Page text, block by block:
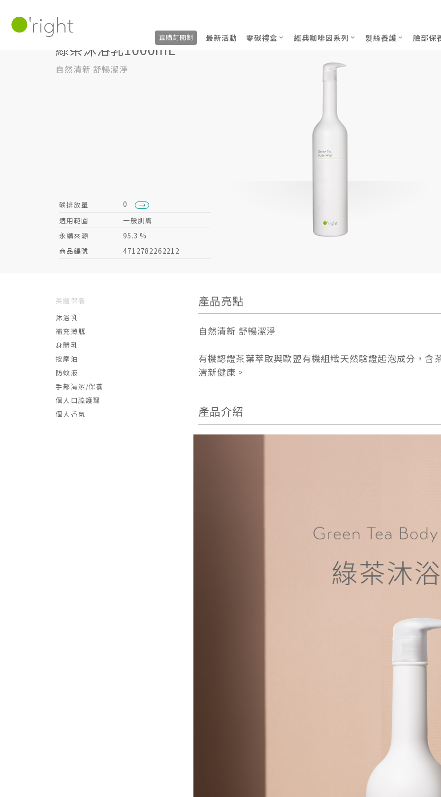
直購訂閱制 最新活動 零碳禮盒 經典咖啡因系列 髮絲養護 臉部保
綠茶沐浴乳1000mL
自然清新 舒暢潔淨
碳排放量
0
適用範圍
一般肌膚
永續來源
95.3 %
商品編號
4712782262212
美體保養
沐浴乳
補充薄瓶
身體乳
按摩油
防蚊液
手部清潔/保養
個人口腔護理
個人香氛
產品亮點
自然清新 舒暢潔淨
有機認證茶葉萃取與歐盟有機組織天然驗證起泡成分，含
清新健康。
產品介紹